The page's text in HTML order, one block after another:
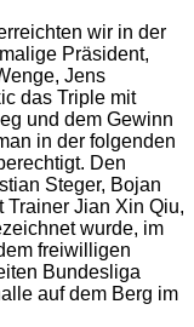
wir in der
Präsident,
Jens
das Triple mit
und dem Gewinn
in der folgenden
Den
Steger, Bojan
Trainer Jian Xin Qiu,
wurde, im
freiwilligen
Bundesliga
auf dem Berg im